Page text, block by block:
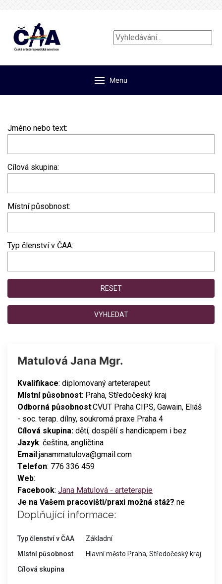
Vyhledávání...
Menu
Jméno nebo text:
Cílová skupina:
Místní působnost:
Typ členství v ČAA:
RESET
VYHLEDAT
Matulová Jana Mgr.
Kvalifikace: diplomovaný arteterapeut
Místní působnost: Praha, Středočeský kraj
Odborná působnost:CVUT Praha CIPS, Gawain, Eliáš
- soc. terap. dílny, soukromá praxe Praha 4
Cílová skupina: dětí, dospělí s handicapem i bez
Jazyk: čeština, angličtina
Email:janammatulova@gmail.com
Telefon: 776 336 459
Web:
Facebook: Jana Matulová - arteterapie
Je na Vašem pracovišti/praxi možná stáž? ne
Doplňující informace:
Typ členství v ČAA
Základní
Místní působnost
Hlavní město Praha, Středočeský kraj
Cílová skupina